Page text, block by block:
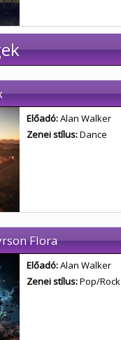
Előadó:Alan Walker
Zenei stílus:Dance
Flora
Előadó:Alan Walker
Zenei stílus:Pop/Rock